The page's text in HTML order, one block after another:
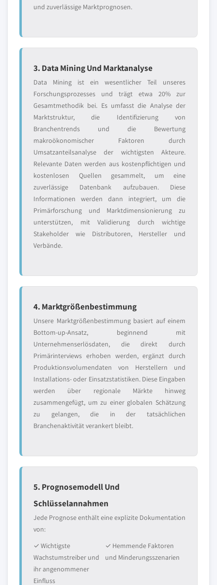
und zuverlässige Marktprognosen.
3. Data Mining Und Marktanalyse
Data Mining ist ein wesentlicher Teil unseres
Forschungsprozesses und trägt etwa 20% zur
Gesamtmethodik bei. Es umfasst die Analyse der
Marktstruktur, die Identifizierung von
Branchentrends und die Bewertung
makroökonomischer Faktoren durch
Umsatzanteilsanalyse der wichtigsten Akteure.
Relevante Daten werden aus kostenpflichtigen und
kostenlosen Quellen gesammelt, um eine
zuverlässige Datenbank aufzubauen. Diese
Informationen werden dann integriert, um die
Primärforschung und Marktdimensionierung zu
unterstützen, mit Validierung durch wichtige
Stakeholder wie Distributoren, Hersteller und
Verbände.
4. Marktgrößenbestimmung
Unsere Marktgrößenbestimmung basiert auf einem
Bottom-up-Ansatz, beginnend mit
Unternehmenserlösdaten, die direkt durch
Primärinterviews erhoben werden, ergänzt durch
Produktionsvolumendaten von Herstellern und
Installations- oder Einsatzstatistiken. Diese Eingaben
werden über regionale Märkte hinweg
zusammengefügt, um zu einer globalen Schätzung
zu gelangen, die in der tatsächlichen
Branchenaktivität verankert bleibt.
5. Prognosemodell Und
Schlüsselannahmen
Jede Prognose enthält eine explizite Dokumentation
von:
✓ Wichtigste
Wachstumstreiber und
ihr angenommener
Einfluss
✓ Hemmende Faktoren
und Minderungsszenarien